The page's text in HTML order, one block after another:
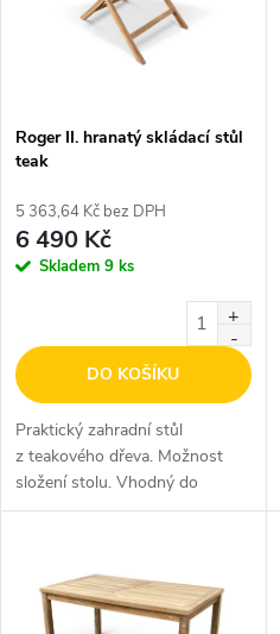
p
r
o
d
u
k
t
ů
s
p
r
d
u
k
ů
Roger II. hranatý skládací stůl
teak
5 363,64 Kč bez DPH
6 490 Kč
Skladem 9 ks
DO KOŠÍKU
Praktický zahradní stůl
z teakového dřeva. Možnost
složení stolu. Vhodný do
menších prostor.